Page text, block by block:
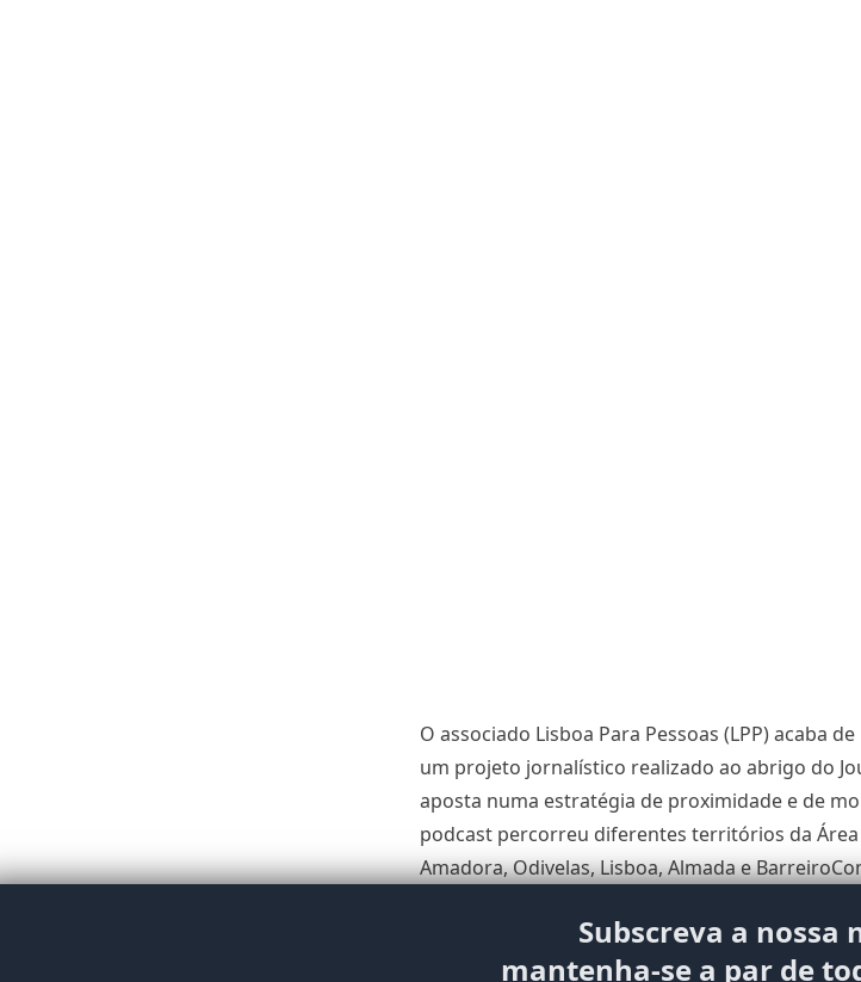
O associado Lisboa Para Pessoas (LPP) acaba
um projeto jornalístico realizado ao abrigo do
aposta numa estratégia de proximidade e de
podcast percorreu diferentes territórios da
Amadora, Odivelas, Lisboa, Almada e Barreiro
Subscreva a nossa
mantenha-se a par de